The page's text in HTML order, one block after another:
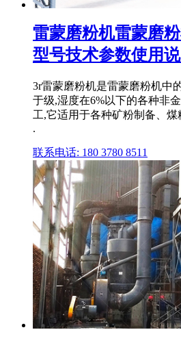
雷蒙磨粉机雷蒙磨
型号技术参数使用
3r雷蒙磨粉机是雷蒙磨粉机中
于级,湿度在6%以下的各种非
工,它适用于各种矿粉制备、
.
联系电话: 180 3780 8511